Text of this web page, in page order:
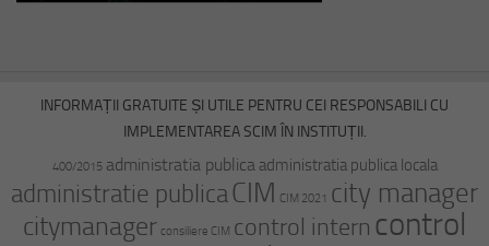
INFORMAȚII GRATUITE ȘI UTILE PENTRU CEI RESPONSABILI CU
IMPLEMENTAREA SCIM ÎN INSTITUȚII.
400/2015 administratia publica administratia publica locala
administratie publicaCIM CIM 2021 city manager
citymanager consiliere CIM control intern control